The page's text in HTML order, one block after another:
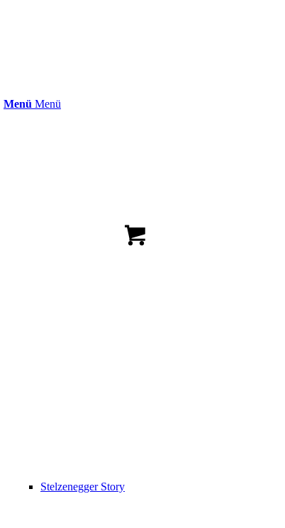
Stelzenegger Story
Menü Menü